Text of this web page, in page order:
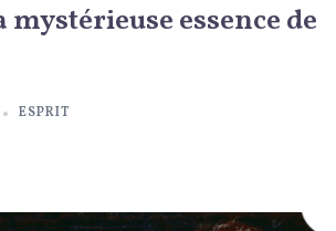
mystérieuse essence de
ESPRIT